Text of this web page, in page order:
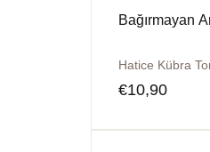
Bağırmayan
Hatice Kübra
€10,90